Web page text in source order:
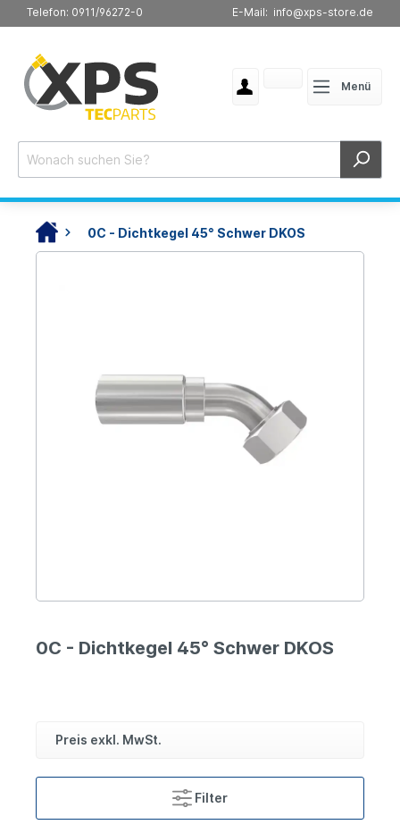
Telefon: 0911/96272-0 E-Mail: info@xps-store.de
Menü
0C - Dichtkegel 45° Schwer DKOS
0C - Dichtkegel 45° Schwer DKOS
Preis exkl. MwSt.
Filter